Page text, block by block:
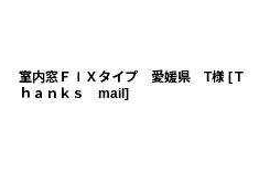
室内窓ＦＩＸタイプ 愛媛県 T様 [Ｔ
ｈａｎｋｓ mail ]